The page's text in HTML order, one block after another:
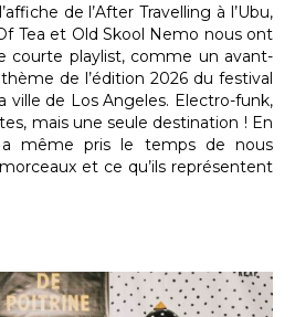
de l’After Travelling à l’Ubu,
Tea et Old Skool Nemo nous ont
courte playlist, comme un avant-
de l’édition 2026 du festival
ville de Los Angeles. Electro-funk,
mais une seule destination ! En
a même pris le temps de nous
et ce qu’ils représentent